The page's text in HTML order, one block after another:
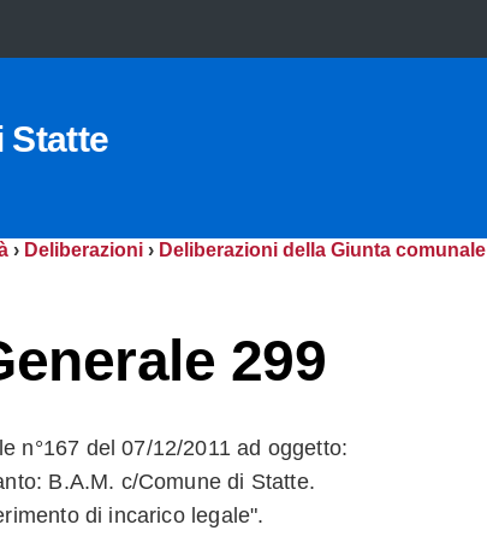
Statte
› Deliberazioni › Deliberazioni della Giunta comunale
299
n°167 del 07/12/2011 ad oggetto:
B.A.M. c/Comune di Statte.
di incarico legale".